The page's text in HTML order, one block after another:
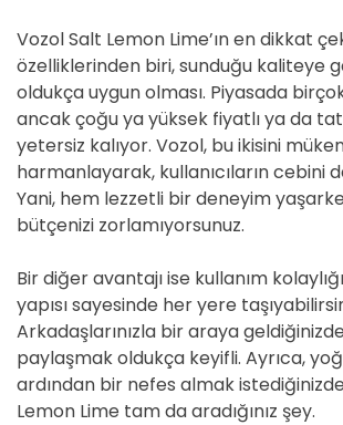
Vozol Salt Lemon Lime’ın en dikkat
özelliklerinden biri, sunduğu kaliteye
oldukça uygun olması. Piyasada
ancak çoğu ya yüksek fiyatlı ya da tat
yetersiz kalıyor. Vozol, bu ikisini
harmanlayarak, kullanıcıların cebini
Yani, hem lezzetli bir deneyim
bütçenizi zorlamıyorsunuz.
Bir diğer avantajı ise kullanım
yapısı sayesinde her yere
Arkadaşlarınızla bir araya
paylaşmak oldukça keyifli. Ayrıca,
ardından bir nefes almak
Lemon Lime tam da aradığınız şey.